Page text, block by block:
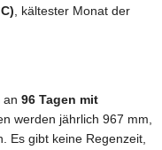
, kältester Monat der
an 96 Tagen mit
werden jährlich 967 mm,
Es gibt keine Regenzeit,